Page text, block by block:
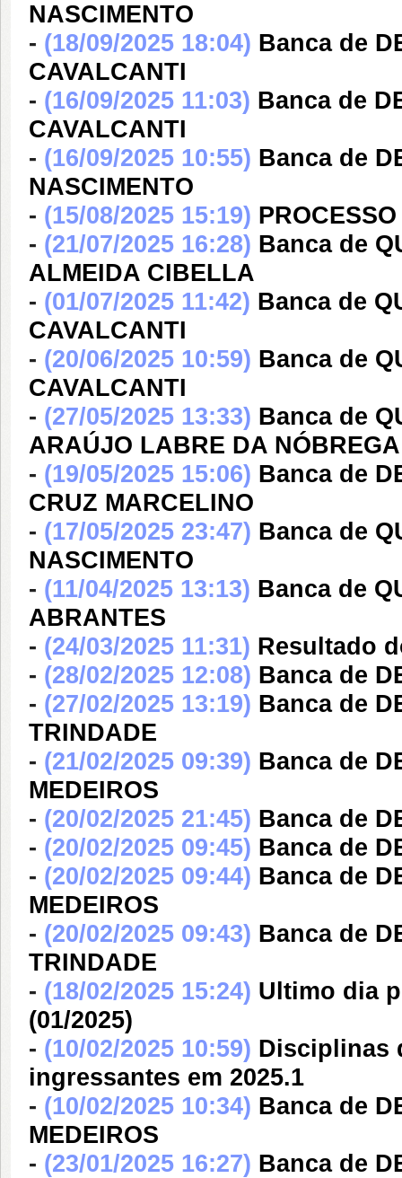
NASCIMENTO
- (18/09/2025 18:04) Banca de
CAVALCANTI
- (16/09/2025 11:03) Banca de
CAVALCANTI
- (16/09/2025 10:55) Banca de
NASCIMENTO
- (15/08/2025 15:19)
- (21/07/2025 16:28) Banca de
ALMEIDA CIBELLA
- (01/07/2025 11:42) Banca de
CAVALCANTI
- (20/06/2025 10:59) Banca de
CAVALCANTI
- (27/05/2025 13:33) Banca de
ARAÚJO LABRE DA NÓBREGA
- (19/05/2025 15:06) Banca de
CRUZ MARCELINO
- (17/05/2025 23:47) Banca de
NASCIMENTO
- (11/04/2025 13:13) Banca de
ABRANTES
- (24/03/2025 11:31) Resultado
- (28/02/2025 12:08) Banca de
- (27/02/2025 13:19) Banca de
TRINDADE
- (21/02/2025 09:39) Banca de
MEDEIROS
- (20/02/2025 21:45) Banca de
- (20/02/2025 09:45) Banca de
- (20/02/2025 09:44) Banca de
MEDEIROS
- (20/02/2025 09:43) Banca de
TRINDADE
- (18/02/2025 15:24) Ultimo dia
(01/2025)
- (10/02/2025 10:59) Disciplinas
ingressantes em 2025.1
- (10/02/2025 10:34) Banca de
MEDEIROS
- (23/01/2025 16:27) Banca de